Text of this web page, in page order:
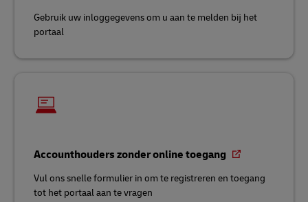
Gebruik uw inloggegevens om u aan te melden bij het
portaal
Accounthouders zonder online toegang
Vul ons snelle formulier in om te registreren en toegang
tot het portaal aan te vragen